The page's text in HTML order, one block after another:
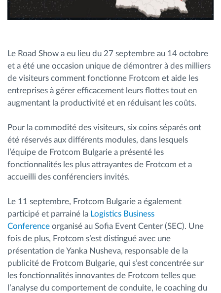
Le Road Show a eu lieu du 27 septembre au 14 octobre
et a été une occasion unique de démontrer à des milliers
de visiteurs comment fonctionne Frotcom et aide les
entreprises à gérer efficacement leurs flottes tout en
augmentant la productivité et en réduisant les coûts.
Pour la commodité des visiteurs, six coins séparés ont
été réservés aux différents modules, dans lesquels
l’équipe de Frotcom Bulgarie a présenté les
fonctionnalités les plus attrayantes de Frotcom et a
accueilli des conférenciers invités.
Le 11 septembre, Frotcom Bulgarie a également
participé et parrainé la Logistics Business
Conference organisé au Sofia Event Center (SEC). Une
fois de plus, Frotcom s’est distingué avec une
présentation de Yanka Nusheva, responsable de la
publicité de Frotcom Bulgarie, qui s’est concentrée sur
les fonctionnalités innovantes de Frotcom telles que
l’analyse du comportement de conduite, le coaching du